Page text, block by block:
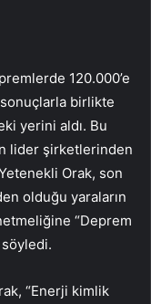
120.000’e
birlikte
yerini aldı. Bu
lider şirketlerinden
Orak, son
olduğu yaraların
“Deprem
“Enerji kimlik